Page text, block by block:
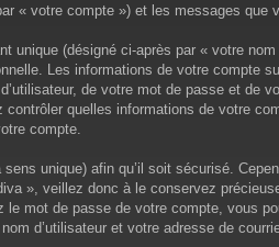
« votre compte ») et les messages
unique (désigné ci-après par « votre
Les informations de votre compte
de votre mot de passe et
quelles informations de votre
compte.
unique) afin qu’il soit sécurisé.
», veillez donc à le conservez
mot de passe de votre compte, vous
d’utilisateur et votre adresse de